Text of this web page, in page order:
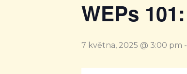
WEPs
7 května, 2025 @ 3:00 pm -